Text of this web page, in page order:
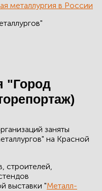
металлургия в России
"Город
заняты
на Красной
строителей,
выставки "Металл-